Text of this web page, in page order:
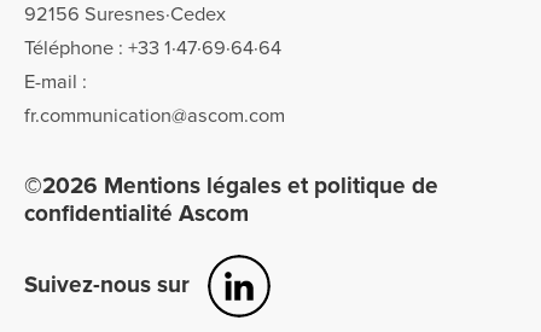
92156 Suresnes·Cedex
Téléphone : +33 1·47·69·64·64
E-mail :
fr.communication@ascom.com
©2026 Mentions légales et politique de
confidentialité Ascom
Suivez-nous sur